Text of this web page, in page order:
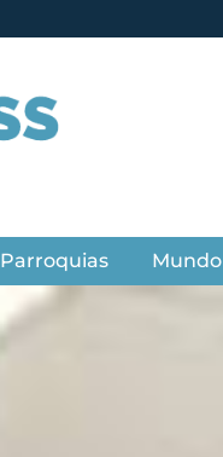
Parroquias Mundo